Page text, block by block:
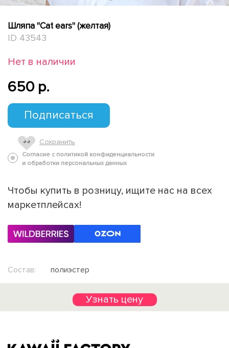
Шляпа "Cat ears" (желтая)
ID 43543
Нет в наличии
650 p.
Подписаться
Сохранить
Согласие с политикой конфиденциальности
и обработки персональных данных
Чтобы купить в розницу, ищите нас на всех
маркетплейсах!
Состав: полиэстер
Узнать цену